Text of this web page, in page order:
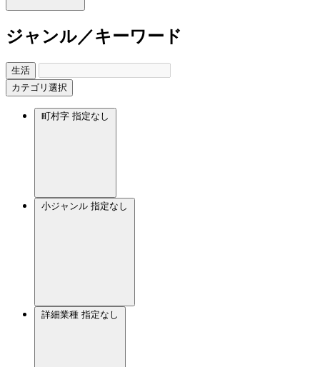
ジャンル／キーワード
生活
カテゴリ選択
町村字 指定なし
小ジャンル 指定なし
詳細業種 指定なし